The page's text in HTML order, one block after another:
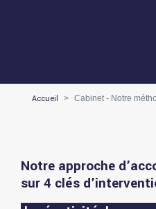
Accueil Cabinet - Notre
Notre approche
sur 4 clés